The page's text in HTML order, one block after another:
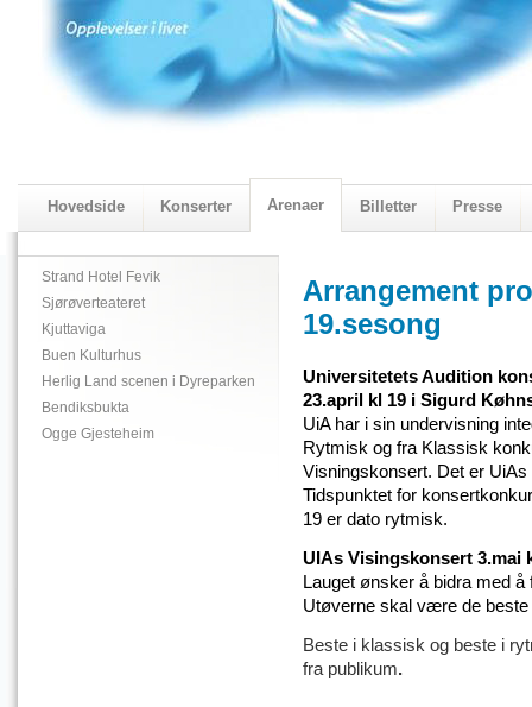
Hovedside Konserter Arenaer Billetter Presse
2018 Programmet Visningskatalogen 2018
Strand Hotel Fevik
Sjørøverteateret
Kjuttaviga
Buen Kulturhus
Herlig Land scenen i Dyreparken
Bendiksbukta
Ogge Gjesteheim
Arrangement
19.sesong
Universitetets Audition
23.april kl 19 i Sigurd
UiA har i sin undervisning
Rytmisk og fra Klassisk
Visningskonsert. Det er
Tidspunktet for
19 er dato rytmisk.
UIAs Visingskonsert 3.mai
Lauget ønsker å bidra med
Utøverne skal være de
Beste i klassisk og beste i
fra publikum.